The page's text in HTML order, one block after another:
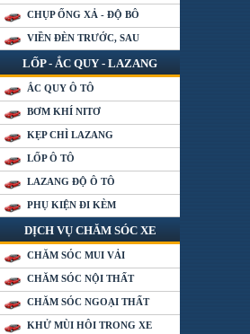
CHỤP ỐNG XẢ - ĐỘ BÔ
VIỀN ĐÈN TRƯỚC, SAU
LỐP - ẮC QUY - LAZANG
ẮC QUY Ô TÔ
BƠM KHÍ NITƠ
KẸP CHÌ LAZANG
LỐP Ô TÔ
LAZANG ĐỘ Ô TÔ
PHỤ KIỆN ĐI KÈM
DỊCH VỤ CHĂM SÓC XE
CHĂM SÓC MUI VẢI
CHĂM SÓC NỘI THẤT
CHĂM SÓC NGOẠI THẤT
KHỬ MÙI HÔI TRONG XE